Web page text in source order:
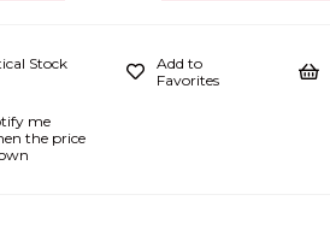
Stock
Add to
Favorites
me
the price